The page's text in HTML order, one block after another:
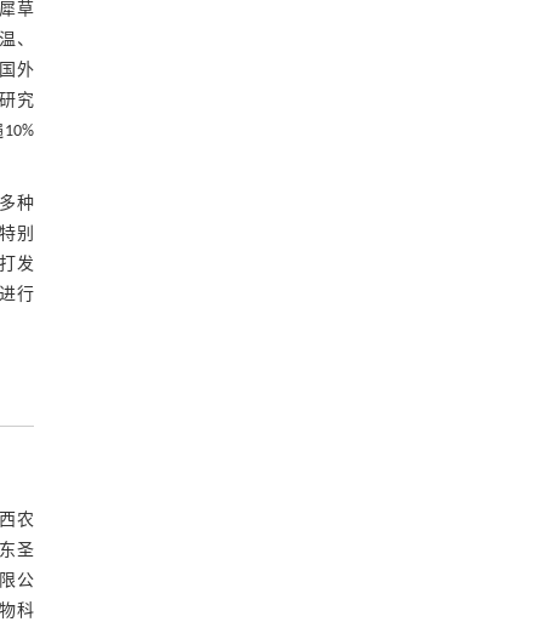
草
、
外
究
种
别
发
行
农
圣
公
科